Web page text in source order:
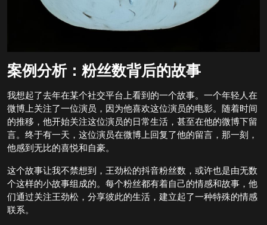
案例分析：粉丝数背后的故事
我想起了去年在某个社交平台上看到的一个故事。一个年轻人在
微博上关注了一位演员，因为他喜欢这位演员的电影。随着时间
的推移，他开始关注这位演员的日常生活，甚至在他的微博下留
言。终于有一天，这位演员在微博上回复了他的留言，那一刻，
他感到无比的喜悦和自豪。
这个故事让我不禁想到，王劲松的抖音粉丝数，或许也是由无数
个这样的小故事组成的。每个粉丝都有着自己的情感和故事，他
们通过关注王劲松，分享彼此的生活，建立起了一种特殊的情感
联系。